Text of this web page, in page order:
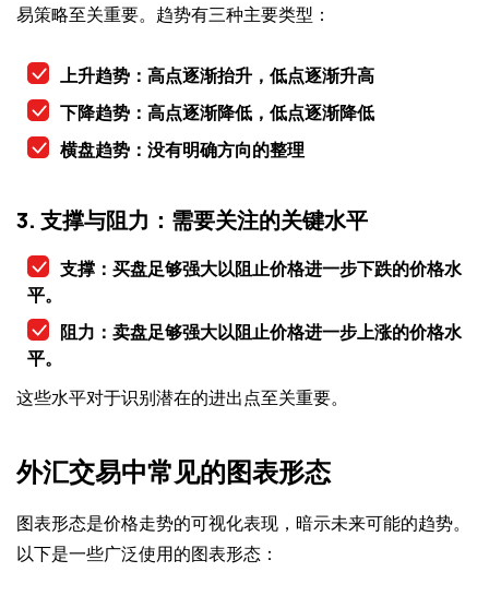
易策略至关重要。趋势有三种主要类型：
上升趋势：高点逐渐抬升，低点逐渐升高
下降趋势：高点逐渐降低，低点逐渐降低
横盘趋势：没有明确方向的整理
3. 支撑与阻力：需要关注的关键水平
支撑：买盘足够强大以阻止价格进一步下跌的价格水
平。
阻力：卖盘足够强大以阻止价格进一步上涨的价格水
平。
这些水平对于识别潜在的进出点至关重要。
外汇交易中常见的图表形态
图表形态是价格走势的可视化表现，暗示未来可能的趋势。
以下是一些广泛使用的图表形态：